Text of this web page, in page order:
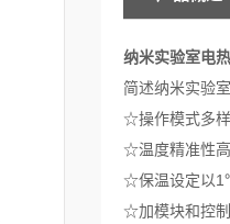
纳米实验室电
简述纳米实验
☆操作模式多
☆温度精准性
☆保温设定以
☆加模块和控